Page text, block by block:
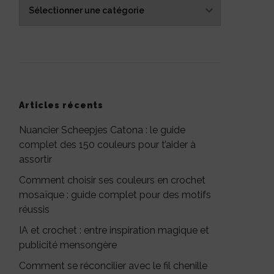
Catégories
Articles récents
Nuancier Scheepjes Catona : le guide
complet des 150 couleurs pour t’aider à
assortir
Comment choisir ses couleurs en crochet
mosaïque : guide complet pour des motifs
réussis
IA et crochet : entre inspiration magique et
publicité mensongère
Comment se réconcilier avec le fil chenille